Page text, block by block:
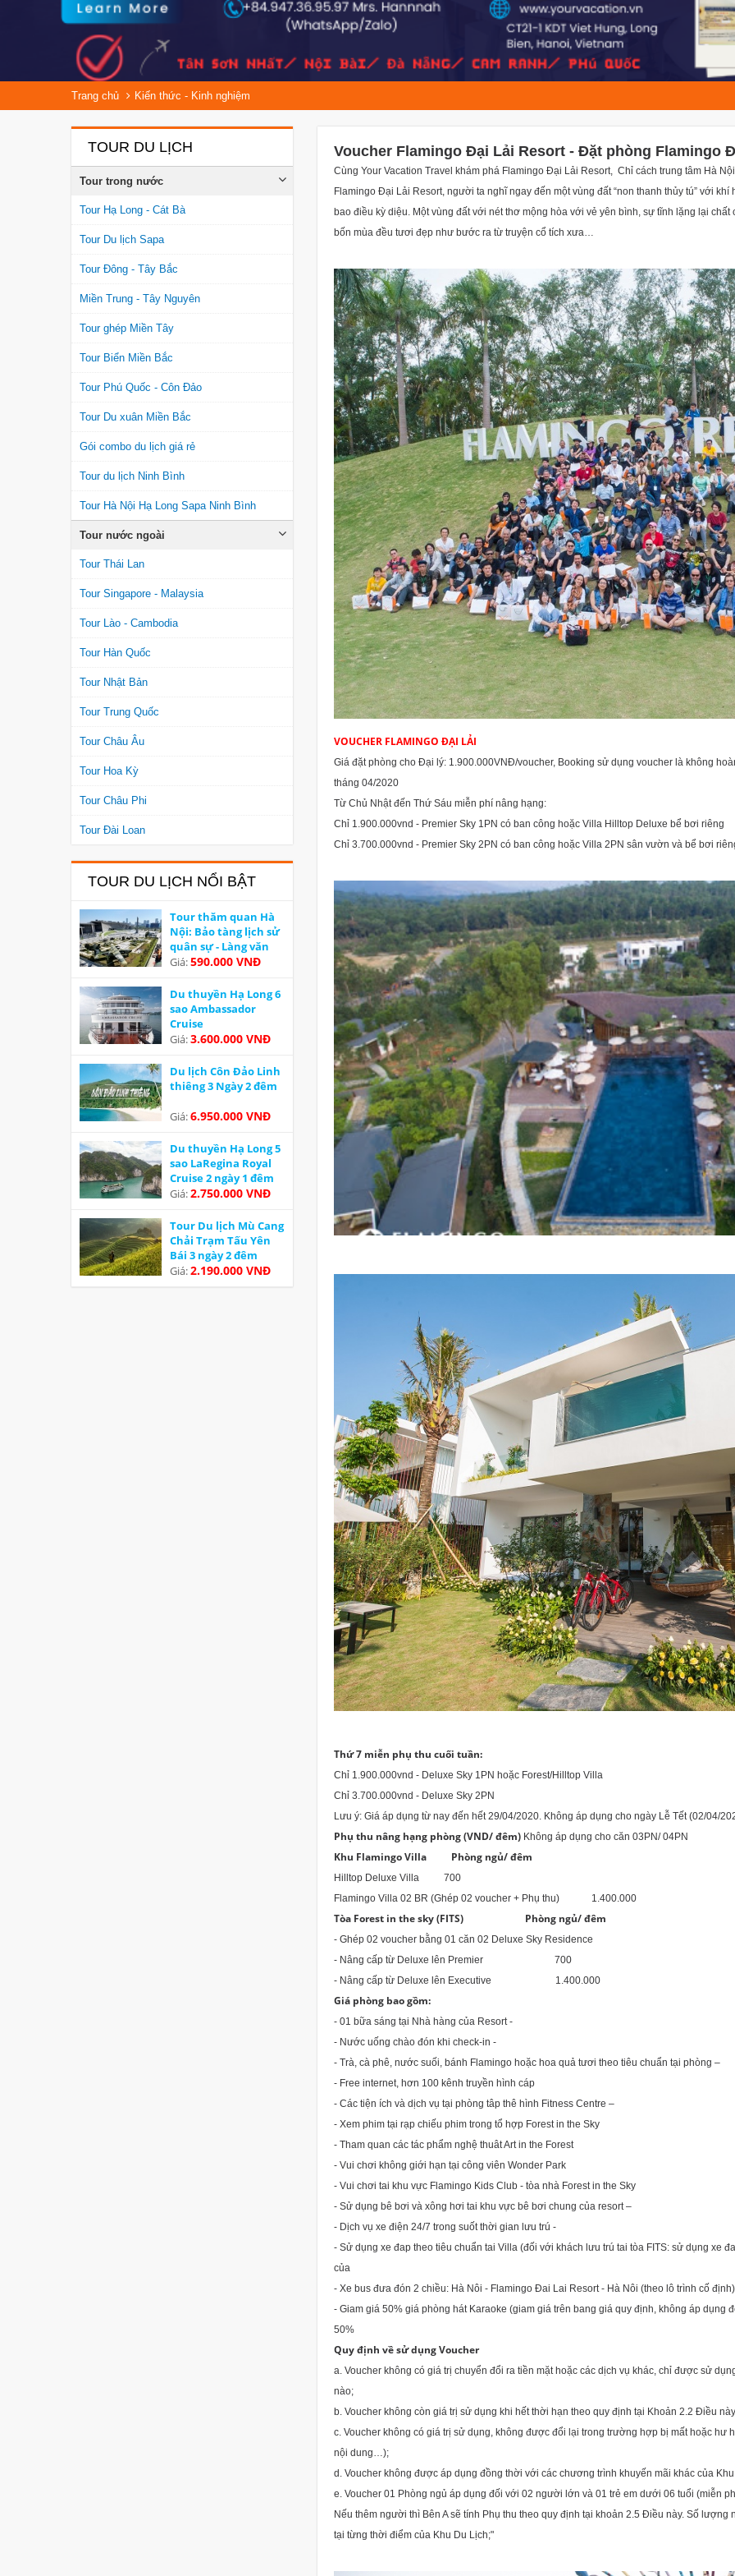
Trang chủ Kiến thức - Kinh nghiệm
TOUR DU LỊCH
Tour trong nước
Tour Hạ Long - Cát Bà
Tour Du lịch Sapa
Tour Đông - Tây Bắc
Miền Trung - Tây Nguyên
Tour ghép Miền Tây
Tour Biển Miền Bắc
Tour Phú Quốc - Côn Đảo
Tour Du xuân Miền Bắc
Gói combo du lịch giá rẻ
Tour du lịch Ninh Bình
Tour Hà Nội Hạ Long Sapa Ninh Bình
Tour nước ngoài
Tour Thái Lan
Tour Singapore - Malaysia
Tour Lào - Cambodia
Tour Hàn Quốc
Tour Nhật Bản
Tour Trung Quốc
Tour Châu Âu
Tour Hoa Kỳ
Tour Châu Phi
Tour Đài Loan
TOUR DU LỊCH NỔI BẬT
Tour thăm quan Hà
Nội: Bảo tàng lịch sử
quân sự - Làng văn
hoá các dân tộc Việt
Giá:590.000 VNĐ
Du thuyền Hạ Long 6
sao Ambassador
Cruise
Giá:3.600.000 VNĐ
Du lịch Côn Đảo Linh
thiêng 3 Ngày 2 đêm
Giá:6.950.000 VNĐ
Du thuyền Hạ Long 5
sao LaRegina Royal
Cruise 2 ngày 1 đêm
Ưu đãi
Giá:2.750.000 VNĐ
Tour Du lịch Mù Cang
Chải Trạm Tấu Yên
Bái 3 ngày 2 đêm
Giá:2.190.000 VNĐ
Voucher Flamingo Đại Lải Resort - Đặt phòng Flamingo
Cùng Your Vacation Travel khám phá Flamingo Đại Lải Resort, Chỉ cách trung tâm Hà
Flamingo Đại Lải Resort, người ta nghĩ ngay đến một vùng đất “non thanh thủy tú” với
bao điều kỳ diệu. Một vùng đất với nét thơ mộng hòa với vẻ yên bình, sự tĩnh lặng lại
bốn mùa đều tươi đẹp như bước ra từ truyện cổ tích xưa…
VOUCHER FLAMINGO ĐẠI LẢI
Giá đặt phòng cho Đại lý: 1.900.000VNĐ/voucher, Booking sử dụng voucher là không
tháng 04/2020
Từ Chủ Nhật đến Thứ Sáu miễn phí nâng hạng:
Chỉ 1.900.000vnd - Premier Sky 1PN có ban công hoặc Villa Hilltop Deluxe bể
Chỉ 3.700.000vnd - Premier Sky 2PN có ban công hoặc Villa 2PN sân vườn và bể bơi
Thứ 7 miễn phụ thu cuối tuần:
Chỉ 1.900.000vnd - Deluxe Sky 1PN hoặc Forest/Hilltop Villa
Chỉ 3.700.000vnd - Deluxe Sky 2PN
Lưu ý: Giá áp dụng từ nay đến hết 29/04/2020. Không áp dụng cho ngày Lễ Tết (02/04/
Phụ thu nâng hạng phòng (VND/ đêm) Không áp dụng cho căn 03PN/ 04PN
Khu Flamingo Villa Phòng ngủ/ đêm
Hilltop Deluxe Villa 700
Flamingo Villa 02 BR (Ghép 02 voucher + Phụ thu) 1.400.000
Tòa Forest in the sky (FITS) Phòng ngủ/ đêm
- Ghép 02 voucher bằng 01 căn 02 Deluxe Sky Residence
- Nâng cấp từ Deluxe lên Premier 700
- Nâng cấp từ Deluxe lên Executive 1.400.000
Giá phòng bao gồm:
- 01 bữa sáng tại Nhà hàng của Resort -
- Nước uống chào đón khi check-in -
- Trà, cà phê, nước suối, bánh Flamingo hoặc hoa quả tươi theo tiêu chuẩn tại phòng –
- Free internet, hơn 100 kênh truyền hình cáp
- Các tiện ích và dịch vụ tại phòng tâp thê hình Fitness Centre –
- Xem phim tại rạp chiếu phim trong tổ hợp Forest in the Sky
- Tham quan các tác phẩm nghệ thuât Art in the Forest
- Vui chơi không giới hạn tại công viên Wonder Park
- Vui chơi tai khu vực Flamingo Kids Club - tòa nhà Forest in the Sky
- Sử dụng bê bơi và xông hơi tai khu vực bê bơi chung của resort –
- Dịch vụ xe điện 24/7 trong suốt thời gian
- Sử dụng xe đap theo tiêu chuẩn tai Villa (đối với khách lưu trú tai tòa FITS: sử dụng xe
của
- Xe bus đưa đón 2 chiều: Hà Nôi - Flamingo Đai Lai Resort - Hà Nôi (theo
- Giam giá 50% giá phòng hát Karaoke (giam giá trên bang giá quy định, không áp dụng
50%
Quy định về sử dụng Voucher
a. Voucher không có giá trị chuyển đổi ra tiền mặt hoặc các dịch vụ khác, chỉ được sử
nào;
b. Voucher không còn giá trị sử dụng khi hết thời hạn theo quy định tại Khoản
c. Voucher không có giá trị sử dụng, không được đổi lại trong trường hợp bị mất hoặc hư
nội dung…);
d. Voucher không được áp dụng đồng thời với các chương trình khuyến mãi khác của
e. Voucher 01 Phòng ngủ áp dụng đối với 02 người lớn và 01 trẻ em dưới 06 tuổi (miễn
Nếu thêm người thì Bên A sẽ tính Phụ thu theo quy định tại khoản 2.5 Điều này. Số
tại từng thời điểm của Khu Du Lịch;"